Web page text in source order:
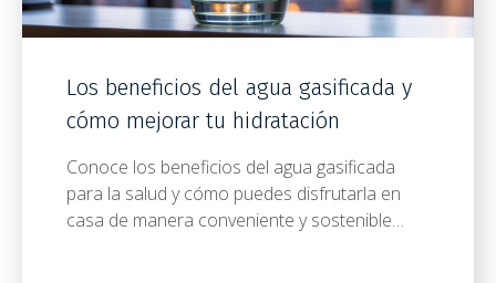
Los beneficios del agua gasificada y
cómo mejorar tu hidratación
Conoce los beneficios del agua gasificada
para la salud y cómo puedes disfrutarla en
casa de manera conveniente y sostenible…